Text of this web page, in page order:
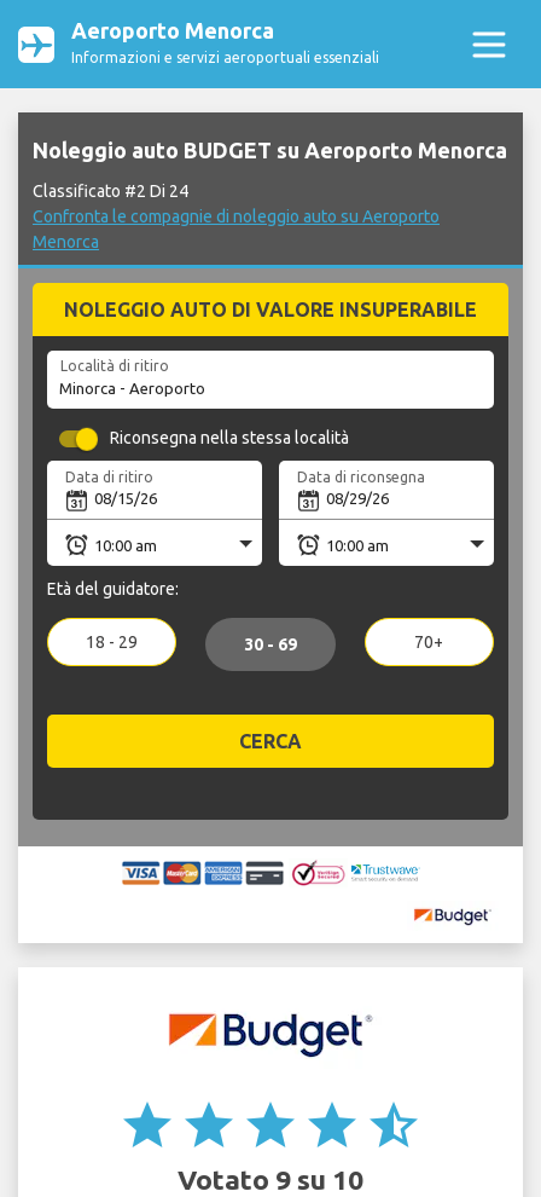
Aeroporto Menorca
Informazioni e servizi aeroportuali essenziali
Noleggio auto BUDGET su Aeroporto Menorca
Classificato #2 Di 24
Confronta le compagnie di noleggio auto su Aeroporto
Menorca
NOLEGGIO AUTO DI VALORE INSUPERABILE
Località di ritiro
Riconsegna nella stessa località
Data di ritiro Data di riconsegna
Età del guidatore:
18 - 29 30 - 69 70+
CERCA
star star star star star_half
Votato 9 su 10